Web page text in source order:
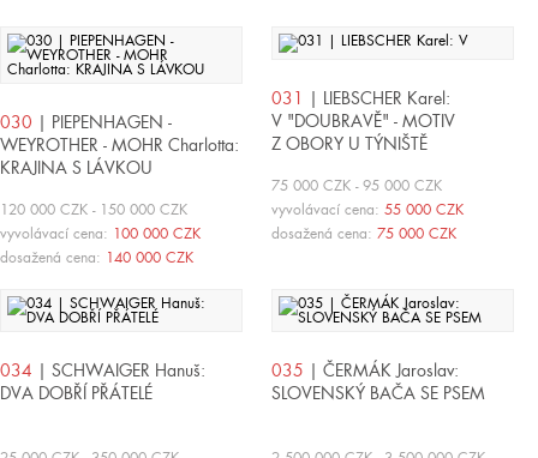
030 | PIEPENHAGEN -
WEYROTHER - MOHR Charlotta:
KRAJINA S LÁVKOU
120 000 CZK - 150 000 CZK
vyvolávací cena: 100 000 CZK
dosažená cena: 140 000 CZK
031 | LIEBSCHER Karel:
V "DOUBRAVĚ" - MOTIV
Z OBORY U TÝNIŠTĚ
75 000 CZK - 95 000 CZK
vyvolávací cena: 55 000 CZK
dosažená cena: 75 000 CZK
034 | SCHWAIGER Hanuš:
DVA DOBŘÍ PŘÁTELÉ
035 | ČERMÁK Jaroslav:
SLOVENSKÝ BAČA SE PSEM